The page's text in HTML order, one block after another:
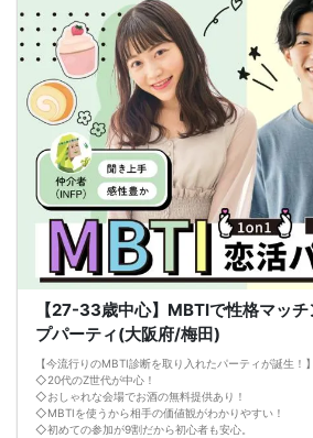
【27-33歳中心】MBTIで性格マッ
プパーティ(大阪府/梅田)
【今流行りのMBTI診断を取り入れたパーティが誕生！】
◇20代のZ世代が中心！
◇おしゃれな会場でお酒の無料提供あり！
◇MBTIを使うから相手の価値観がわかりやすい！
◇初めての参加が9割だから初心者も安心。